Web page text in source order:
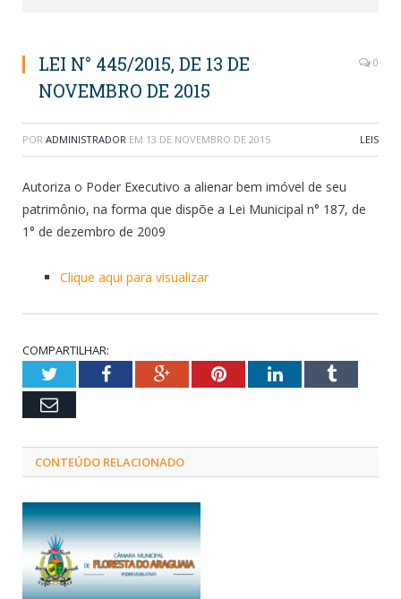
LEI N° 445/2015, DE 13 DE
NOVEMBRO DE 2015
0
POR ADMINISTRADOR EM 13 DE NOVEMBRO DE 2015 LEIS
Autoriza o Poder Executivo a alienar bem imóvel de seu
patrimônio, na forma que dispõe a Lei Municipal n° 187, de
1° de dezembro de 2009
Clique aqui para visualizar
COMPARTILHAR:
TwitterFacebookGoogle+PinterestLinkedInTumblr
Email
CONTEÚDO RELACIONADO